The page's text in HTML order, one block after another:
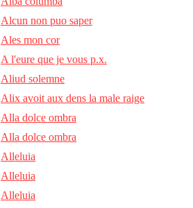
Alcun non puo saper
Ales mon cor
A l'eure que je vous p.x.
Aliud solemne
Alix avoit aux dens la male raige
Alla dolce ombra
Alla dolce ombra
Alleluia
Alleluia
Alleluia